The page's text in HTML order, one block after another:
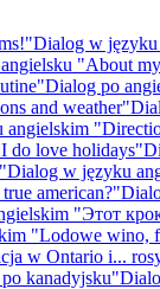
Dialog w języku
"About
Dialog po
and weather"
angielskim
do love holidays"
Dialog w języku
american?"
"Этот
"Lodowe wino,
w Ontario i...
kanadyjsku"